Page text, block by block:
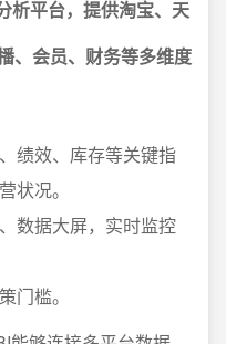
析平台，提供淘宝、天
、会员、财务等多维度
绩效、库存等关键指
状况。
数据大屏，实时监控
门槛。